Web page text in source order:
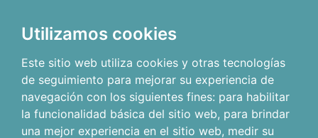
Utilizamos cookies
Este sitio web utiliza cookies y otras tecnologías
de seguimiento para mejorar su experiencia de
navegación con los siguientes fines: para habilitar
la funcionalidad básica del sitio web, para brindar
una mejor experiencia en el sitio web, medir su